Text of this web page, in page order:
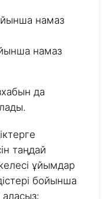
намаз
намаз
да
таңдай
ұйымдар
бойынша